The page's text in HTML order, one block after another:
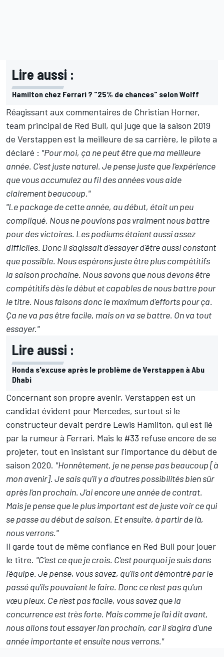
Lire aussi :
Hamilton chez Ferrari ? "25% de chances" selon Wolff
Réagissant aux commentaires de Christian Horner,
team principal de Red Bull, qui juge que la saison 2019
de Verstappen est la meilleure de sa carrière, le pilote a
déclaré : "Pour moi, ça ne peut être que ma meilleure
année. C'est juste naturel. Je pense juste que l'expérience
que vous accumulez au fil des années vous aide
clairement beaucoup."
"Le package de cette année, au début, était un peu
compliqué. Nous ne pouvions pas vraiment nous battre
pour des victoires. Les podiums étaient aussi assez
difficiles. Donc il s'agissait d'essayer d'être aussi constant
que possible. Nous espérons juste être plus compétitifs
la saison prochaine. Nous savons que nous devons être
compétitifs dès le début et capables de nous battre pour
le titre. Nous faisons donc le maximum d'efforts pour ça.
Ça ne va pas être facile, mais on va se battre. On va tout
essayer."
Lire aussi :
Honda s'excuse après le problème de Verstappen à Abu
Dhabi
Concernant son propre avenir, Verstappen est un
candidat évident pour Mercedes, surtout si le
constructeur devait perdre Lewis Hamilton, qui est lié
par la rumeur à Ferrari. Mais le #33 refuse encore de se
projeter, tout en insistant sur l'importance du début de
saison 2020. "Honnêtement, je ne pense pas beaucoup [à
mon avenir]. Je sais qu'il y a d'autres possibilités bien sûr
après l'an prochain. J'ai encore une année de contrat.
Mais je pense que le plus important est de juste voir ce qui
se passe au début de saison. Et ensuite, à partir de là,
nous verrons."
Il garde tout de même confiance en Red Bull pour jouer
le titre. "C'est ce que je crois. C'est pourquoi je suis dans
l'équipe. Je pense, vous savez, qu'ils ont démontré par le
passé qu'ils pouvaient le faire. Donc ce n'est pas qu'un
vœu pieux. Ce n'est pas facile, vous savez que la
concurrence est très forte. Mais comme je l'ai dit avant,
nous allons tout essayer l'an prochain, car il s'agira d'une
année importante et ensuite nous verrons."